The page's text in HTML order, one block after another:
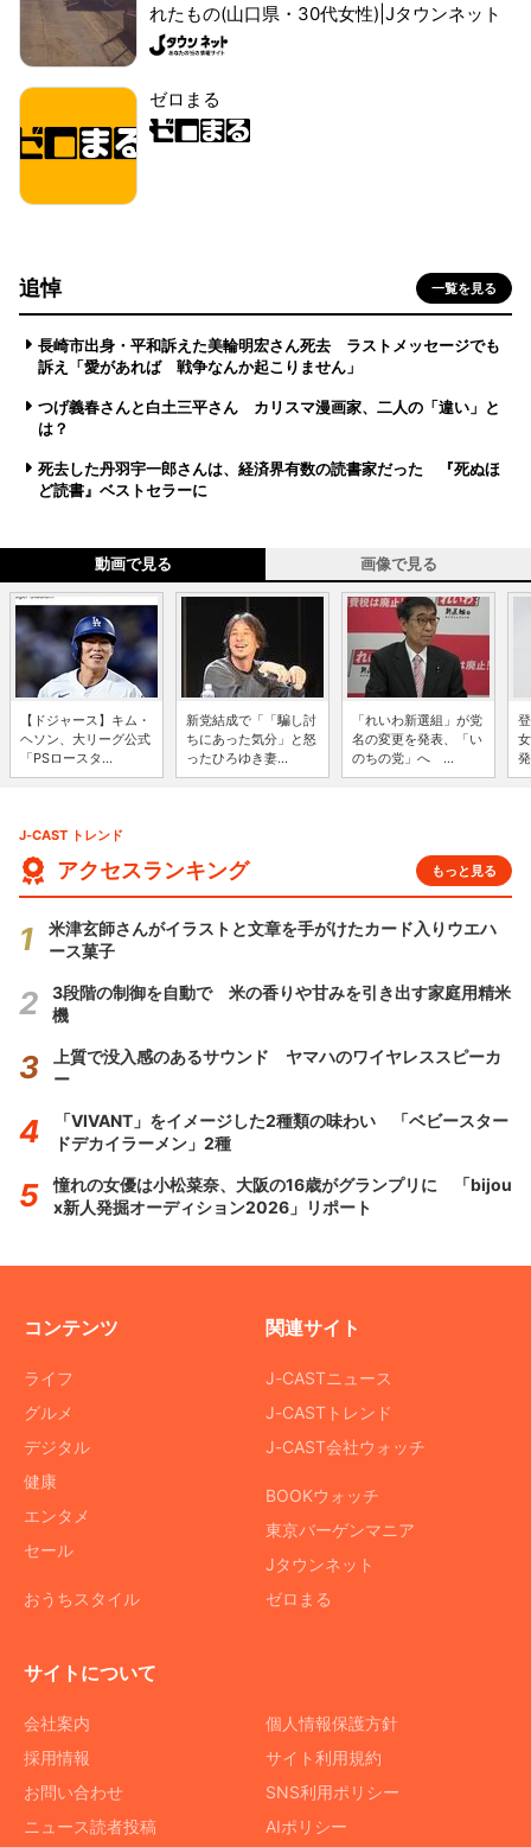
れたもの(山口県・30代女性)|Jタウンネット
ゼロまる
追悼 一覧を見る
長崎市出身・平和訴えた美輪明宏さん死去 ラストメッセージでも
訴え「愛があれば 戦争なんか起こりません」
つげ義春さんと白土三平さん カリスマ漫画家、二人の「違い」と
は？
死去した丹羽宇一郎さんは、経済界有数の読書家だった 『死ぬほ
ど読書』ベストセラーに
動画で見る 画像で見る
【ドジャース】キム・
ヘソン、大リーグ公式
「PSロースタ...
新党結成で「「騙し討
ちにあった気分」と怒
ったひろゆき妻...
「れいわ新選組」が党
名の変更を発表、「い
のちの党」へ ...
J-CAST トレンド
アクセスランキング もっと見る
米津玄師さんがイラストと文章を手がけたカード入りウエハ
ース菓子
3段階の制御を自動で 米の香りや甘みを引き出す家庭用精米
機
上質で没入感のあるサウンド ヤマハのワイヤレススピーカ
ー
「VIVANT」をイメージした2種類の味わい 「ベビースター
ドデカイラーメン」2種
憧れの女優は小松菜奈、大阪の16歳がグランプリに 「bijou
x新人発掘オーディション2026」リポート
コンテンツ
ライフ
グルメ
デジタル
健康
エンタメ
セール
おうちスタイル
関連サイト
J-CASTニュース
J-CASTトレンド
J-CAST会社ウォッチ
BOOKウォッチ
東京バーゲンマニア
Jタウンネット
ゼロまる
サイトについて
会社案内
採用情報
お問い合わせ
ニュース読者投稿
個人情報保護方針
サイト利用規約
SNS利用ポリシー
AIポリシー